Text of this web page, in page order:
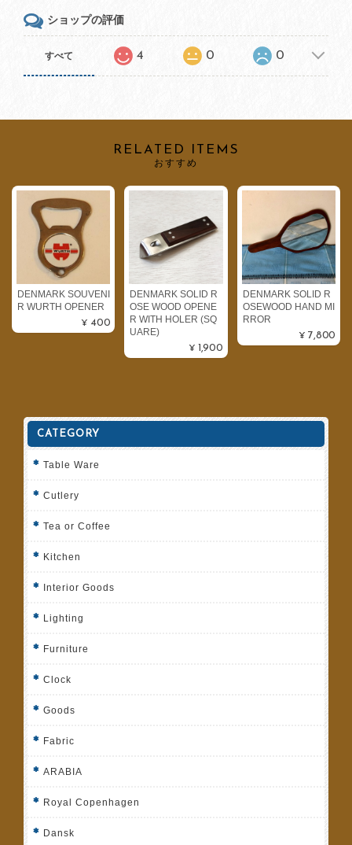
ショップの評価
すべて 4 0 0
RELATED ITEMS
おすすめ
DENMARK SOUVENI
R WURTH OPENER
¥400
DENMARK SOLID R
OSE WOOD OPENE
R WITH HOLER (SQ
UARE)
¥1,900
DENMARK SOLID R
OSEWOOD HAND MI
RROR
¥7,800
CATEGORY
Table Ware
Cutlery
Tea or Coffee
Kitchen
Interior Goods
Lighting
Furniture
Clock
Goods
Fabric
ARABIA
Royal Copenhagen
Dansk